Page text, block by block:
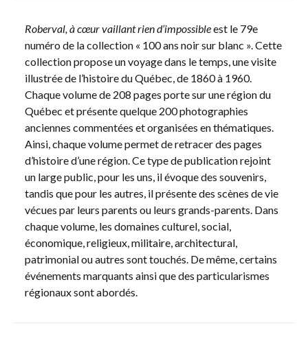
Roberval, à cœur vaillant rien d’impossibleest le 79e
numéro de la collection « 100 ans noir sur blanc ». Cette
collection propose un voyage dans le temps, une visite
illustrée de l’histoire du Québec, de 1860 à 1960.
Chaque volume de 208 pages porte sur une région du
Québec et présente quelque 200 photographies
anciennes commentées et organisées en thématiques.
Ainsi, chaque volume permet de retracer des pages
d’histoire d’une région. Ce type de publication rejoint
un large public, pour les uns, il évoque des souvenirs,
tandis que pour les autres, il présente des scènes de vie
vécues par leurs parents ou leurs grands-parents. Dans
chaque volume, les domaines culturel, social,
économique, religieux, militaire, architectural,
patrimonial ou autres sont touchés. De même, certains
événements marquants ainsi que des particularismes
régionaux sont abordés.